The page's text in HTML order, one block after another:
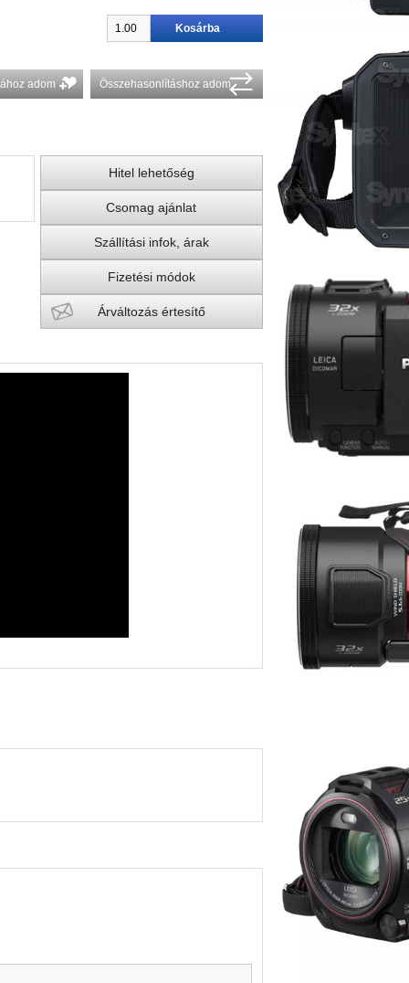
adom Összehasonlításhoz adom
Hitel lehetőség
Csomag ajánlat
Szállítási infok, árak
Fizetési módok
Árváltozás értesítő